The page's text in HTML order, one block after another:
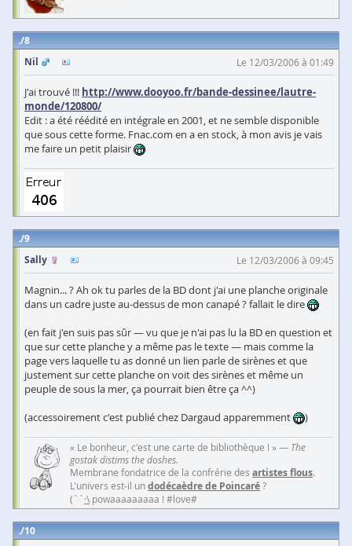
8
Nil
Le 12/03/2006 à 01:49
J'ai trouvé !!! http://www.dooyoo.fr/bande-dessinee/lautre-
monde/120800/
Edit : a été réédité en intégrale en 2001, et ne semble disponible
que sous cette forme. Fnac.com en a en stock, à mon avis je vais
me faire un petit plaisir
9
Sally
Le 12/03/2006 à 09:45
Magnin... ? Ah ok tu parles de la BD dont j'ai une planche originale
dans un cadre juste au-dessus de mon canapé ? fallait le dire
(en fait j'en suis pas sûr — vu que je n'ai pas lu la BD en question et
que sur cette planche y a même pas le texte — mais comme la
page vers laquelle tu as donné un lien parle de sirènes et que
justement sur cette planche on voit des sirènes et même un
peuple de sous la mer, ça pourrait bien être ça ^^)
(accessoirement c'est publié chez Dargaud apparemment
)
« Le bonheur, c'est une carte de bibliothèque ! » — The
gostak distims the doshes.
Membrane fondatrice de la confrérie des artistes flous.
L'univers est-il undodécaèdre de Poincaré?
(``·\ powaaaaaaaaa ! #love#
10